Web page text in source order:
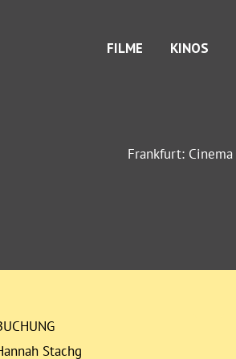
FILME KINOS
Frankfurt: Cinema
Stachg